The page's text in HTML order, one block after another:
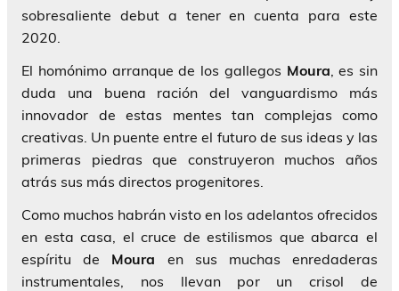
sobresaliente debut a tener en cuenta para este
2020.
El homónimo arranque de los gallegos Moura , es sin
duda una buena ración del vanguardismo más
innovador de estas mentes tan complejas como
creativas. Un puente entre el futuro de sus ideas y las
primeras piedras que construyeron muchos años
atrás sus más directos progenitores.
Como muchos habrán visto en los adelantos ofrecidos
en esta casa, el cruce de estilismos que abarca el
espíritu de Moura en sus muchas enredaderas
instrumentales, nos llevan por un crisol de